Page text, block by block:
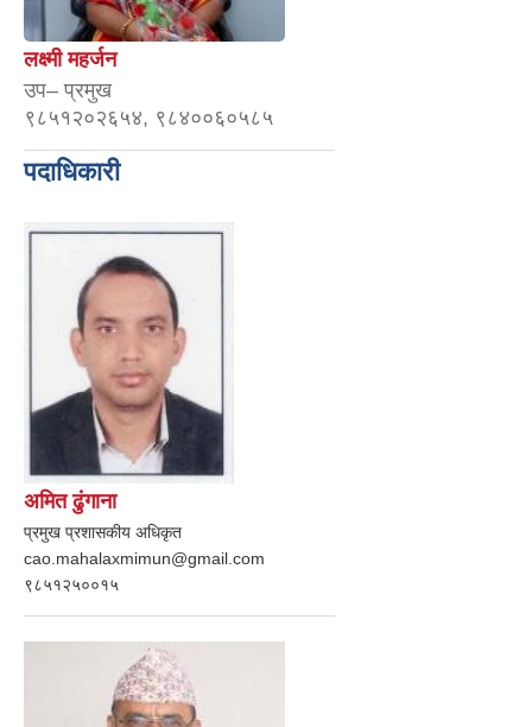
लक्ष्मी महर्जन
उप– प्रमुख
९८५१२०२६५४, ९८४००६०५८५
पदाधिकारी
अमित ढुंगाना
प्रमुख प्रशासकीय अधिकृत
cao.mahalaxmimun@gmail.com
९८५१२५००१५